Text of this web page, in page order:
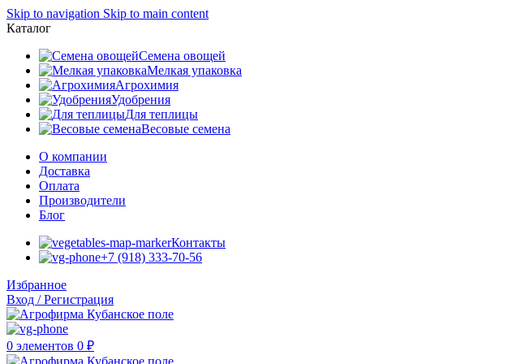
Skip to navigation Skip to main content
Каталог
Семена овощей
Мелкая упаковка
Агрохимия
Удобрения
Для теплицы
Весовые семена
О компании
Доставка
Оплата
Производители
Блог
Контакты
+7 (918) 333-70-56
Избранное
Вход / Регистрация
0 элементов 0 ₽